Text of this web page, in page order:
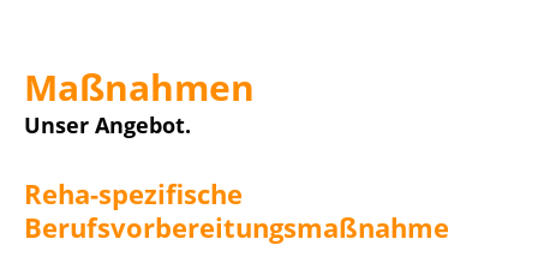
Maßnahmen
Unser Angebot.
Reha-spezifische
Berufsvorbereitungsmaßnahme